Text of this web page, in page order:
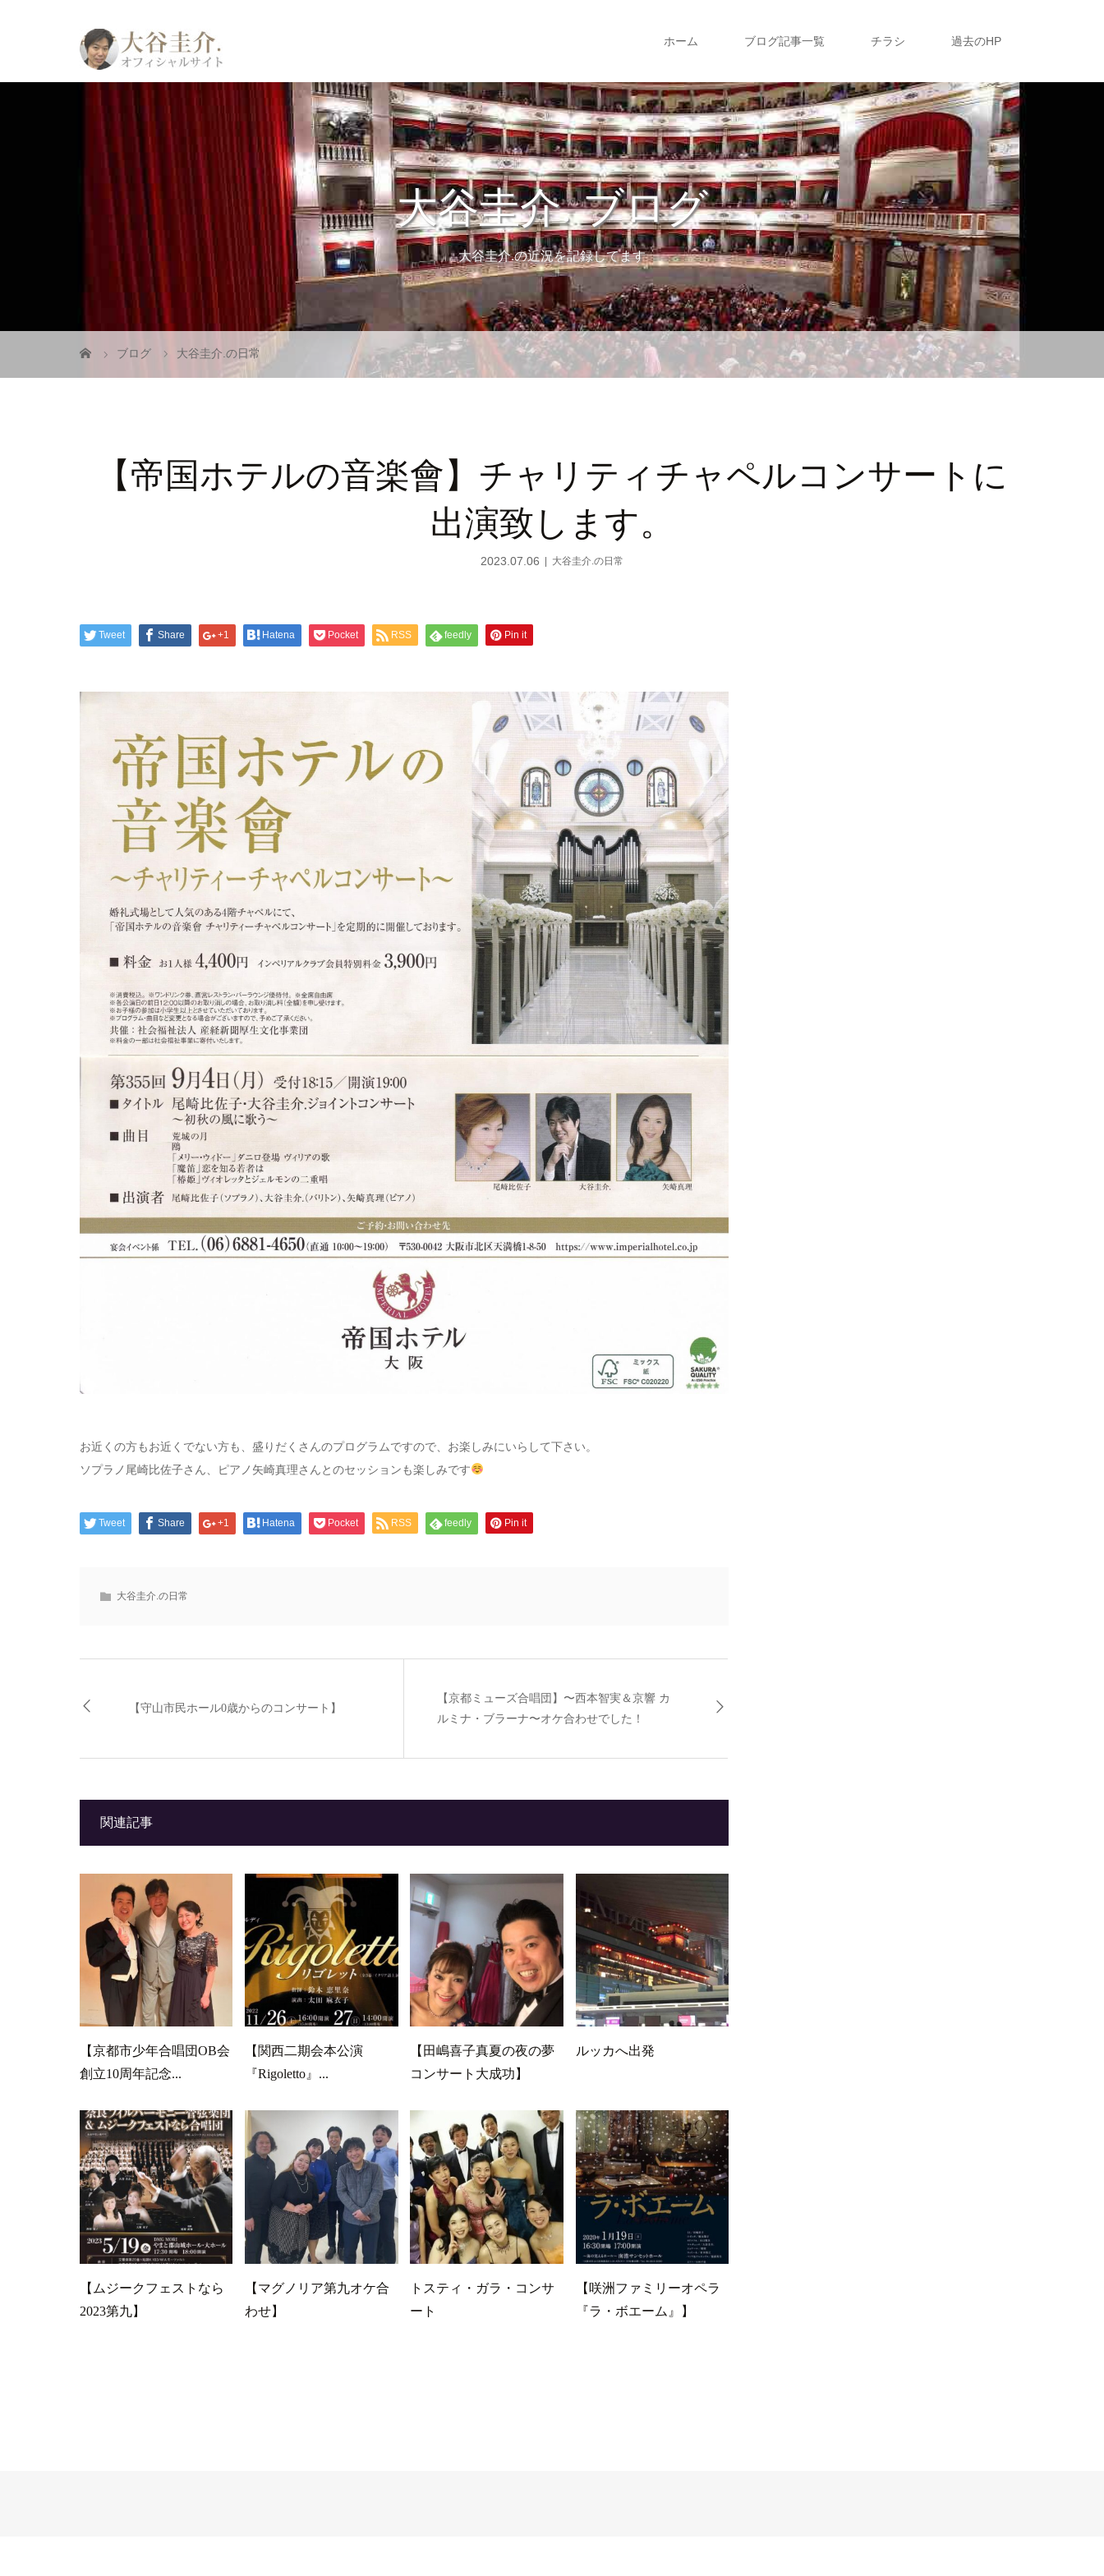
ホーム ブログ記事一覧 チラシ 過去のHP
大谷圭介. ブログ
大谷圭介.の近況を記録してます
ブログ 大谷圭介.の日常
【帝国ホテルの音楽會】チャリティチャペルコンサートに
出演致します。
2023.07.06 大谷圭介.の日常
Tweet Share +1 Hatena Pocket RSS feedly Pin it
お近くの方もお近くでない方も、盛りだくさんのプログラムですので、お楽しみにいらして下さい。
ソプラノ尾崎比佐子さん、ピアノ矢崎真理さんとのセッションも楽しみです
Tweet Share +1 Hatena Pocket RSS feedly Pin it
大谷圭介.の日常
【守山市民ホール0歳からのコンサート】
【京都ミューズ合唱団】〜西本智実＆京響 カ
ルミナ・ブラーナ〜オケ合わせでした！
関連記事
【京都市少年合唱団OB会
創立10周年記念...
【関西二期会本公演
『Rigoletto』...
【田嶋喜子真夏の夜の夢
コンサート大成功】
ルッカへ出発
【ムジークフェストなら
2023第九】
【マグノリア第九オケ合
わせ】
トスティ・ガラ・コンサ
ート
【咲洲ファミリーオペラ
『ラ・ボエーム』】